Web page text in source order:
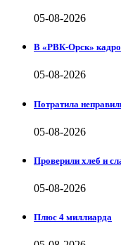
05-08-2026
В «РВК-Орск»
05-08-2026
Потратила
05-08-2026
Проверили хлеб и
05-08-2026
Плюс 4 миллиарда